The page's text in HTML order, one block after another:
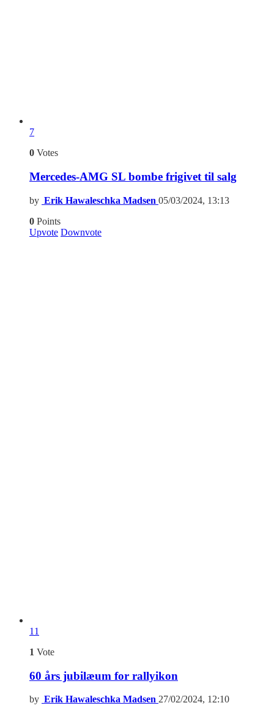
7
0 Votes
Mercedes-AMG SL bombe frigivet til salg
by Erik Hawaleschka Madsen 05/03/2024, 13:13
0 Points
Upvote Downvote
11
1 Vote
60 års jubilæum for rallyikon
by Erik Hawaleschka Madsen 27/02/2024, 12:10